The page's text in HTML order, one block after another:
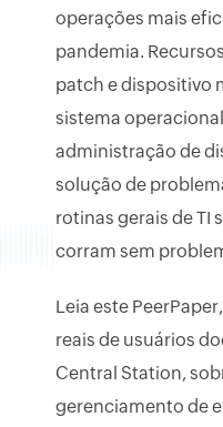
operações mais
pandemia.
patch e dispositivo
sistema
administração de
solução de
rotinas gerais de TI
corram sem
Leia este
reais de usuários
Central Station,
gerenciamento de